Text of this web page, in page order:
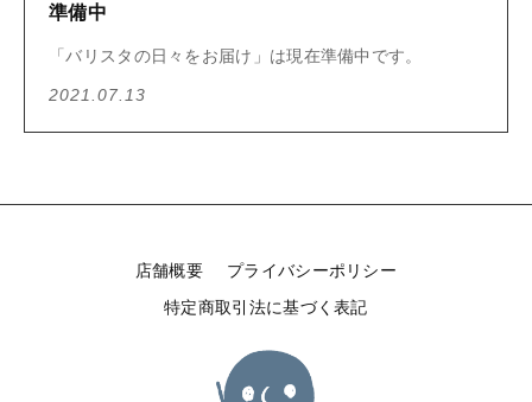
準備中
「バリスタの日々をお届け」は現在準備中です。
2021.07.13
店舗概要
プライバシーポリシー
特定商取引法に基づく表記
バリスタの日々をお届け
お問い合わせ
並び順